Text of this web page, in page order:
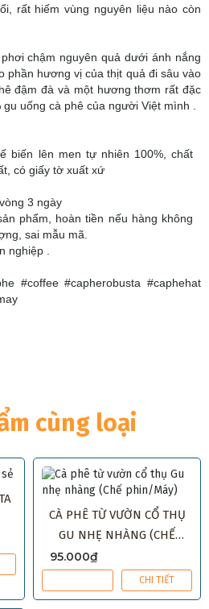
rất hiếm vùng nguyên liệu nào còn
nguyên quả dưới ánh nắng
phần hương vị của thịt quả đi sâu vào
đậm đà và một hương thơm rất đặc
uống cà phê của người Việt mình .
biến lên men tự nhiên 100%, chất
có giấy tờ xuất xứ
3 ngày
phẩm, hoàn tiền nếu hàng không
sai mẫu mã.
nghiệp .
#coffee #capherobusta #caphehat
cùng loại
CÀ PHÊ TỪ VƯỜN CỔ THỤ
GU NHẸ NHÀNG (CHẾ
PHIN/MÁY)
95.000₫
CHI TIẾT